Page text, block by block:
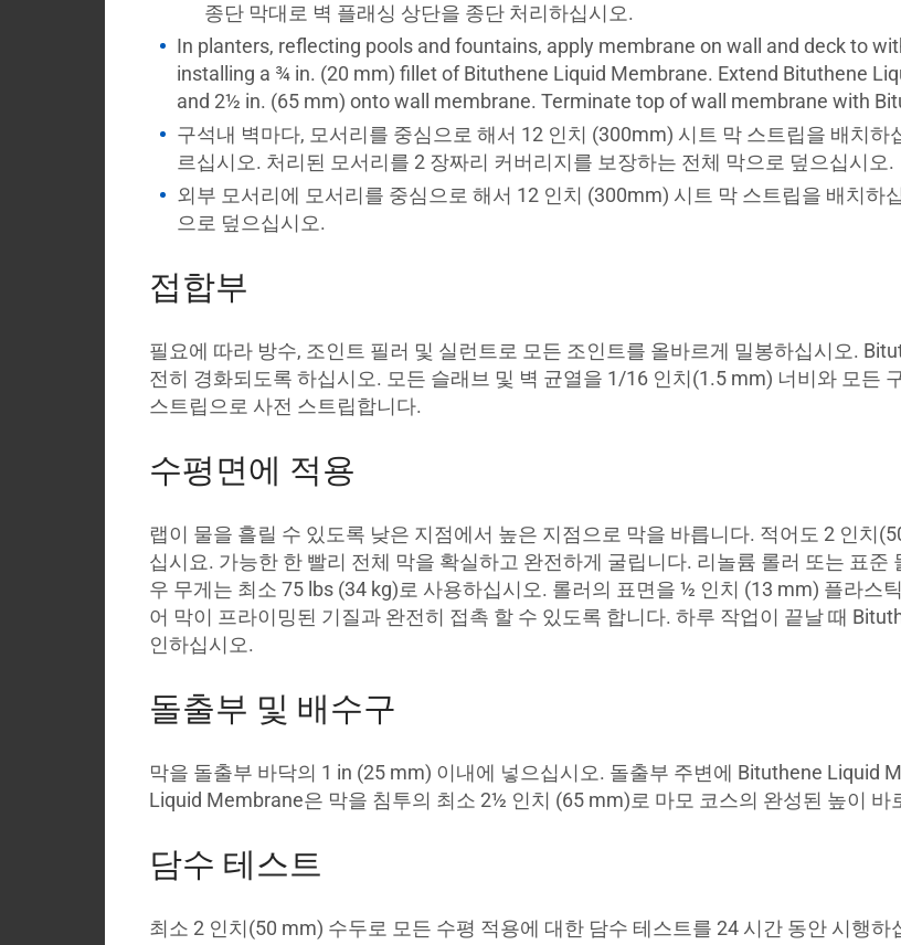
종단 막대로 벽 플래싱 상단을 종단 처리하십시오.
In planters, reflecting pools and fountains, apply membrane on wall and deck to
installing a ¾ in. (20 mm) fillet of Bituthene Liquid Membrane. Extend Bituthene
and 2½ in. (65 mm) onto wall membrane. Terminate top of wall membrane with
구석내 벽마다, 모서리를 중심으로 해서 12 인치 (300mm) 시트 막 스트립을 배치
르십시오. 처리된 모서리를 2 장짜리 커버리지를 보장하는 전체 막으로 덮으십시오.
외부 모서리에 모서리를 중심으로 해서 12 인치 (300mm) 시트 막 스트립을 배치
으로 덮으십시오.
접합부
필요에 따라 방수, 조인트 필러 및 실런트로 모든 조인트를 올바르게 밀봉하십시오.
전히 경화되도록 하십시오. 모든 슬래브 및 벽 균열을 1/16 인치(1.5 mm) 너비와 모든
스트립으로 사전 스트립합니다.
수평면에 적용
랩이 물을 흘릴 수 있도록 낮은 지점에서 높은 지점으로 막을 바릅니다. 적어도 2 인치
십시요. 가능한 한 빨리 전체 막을 확실하고 완전하게 굴립니다. 리놀륨 롤러 또는 표
우 무게는 최소 75 lbs (34 kg)로 사용하십시오. 롤러의 표면을 ½ 인치 (13 mm) 플라스
어 막이 프라이밍된 기질과 완전히 접촉 할 수 있도록 합니다. 하루 작업이 끝날 때
인하십시오.
돌출부 및 배수구
막을 돌출부 바닥의 1 in (25 mm) 이내에 넣으십시오. 돌출부 주변에 Bituthene Liquid
Liquid Membrane은 막을 침투의 최소 2½ 인치 (65 mm)로 마모 코스의 완성된 높이 바
담수 테스트
최소 2 인치(50 mm) 수두로 모든 수평 적용에 대한 담수 테스트를 24 시간 동안 시행